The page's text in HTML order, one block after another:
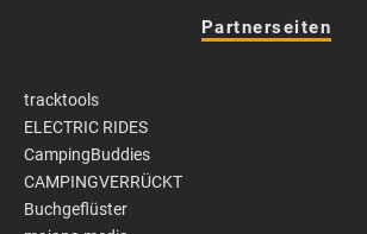
Partnerseiten
tracktools
ELECTRIC RIDES
CampingBuddies
CAMPINGVERRÜCKT
Buchgeflüster